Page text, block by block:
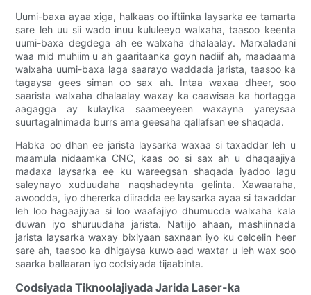
Uumi-baxa ayaa xiga, halkaas oo iftiinka laysarka ee tamarta
sare leh uu sii wado inuu kululeeyo walxaha, taasoo keenta
uumi-baxa degdega ah ee walxaha dhalaalay. Marxaladani
waa mid muhiim u ah gaaritaanka goyn nadiif ah, maadaama
walxaha uumi-baxa laga saarayo waddada jarista, taasoo ka
tagaysa gees siman oo sax ah. Intaa waxaa dheer, soo
saarista walxaha dhalaalay waxay ka caawisaa ka hortagga
aagagga ay kulaylka saameeyeen waxayna yareysaa
suurtagalnimada burrs ama geesaha qallafsan ee shaqada.
Habka oo dhan ee jarista laysarka waxaa si taxaddar leh u
maamula nidaamka CNC, kaas oo si sax ah u dhaqaajiya
madaxa laysarka ee ku wareegsan shaqada iyadoo lagu
saleynayo xuduudaha naqshadeynta gelinta. Xawaaraha,
awoodda, iyo dhererka diiradda ee laysarka ayaa si taxaddar
leh loo hagaajiyaa si loo waafajiyo dhumucda walxaha kala
duwan iyo shuruudaha jarista. Natiijo ahaan, mashiinnada
jarista laysarka waxay bixiyaan saxnaan iyo ku celcelin heer
sare ah, taasoo ka dhigaysa kuwo aad waxtar u leh wax soo
saarka ballaaran iyo codsiyada tijaabinta.
Codsiyada Tiknoolajiyada Jarida Laser-ka